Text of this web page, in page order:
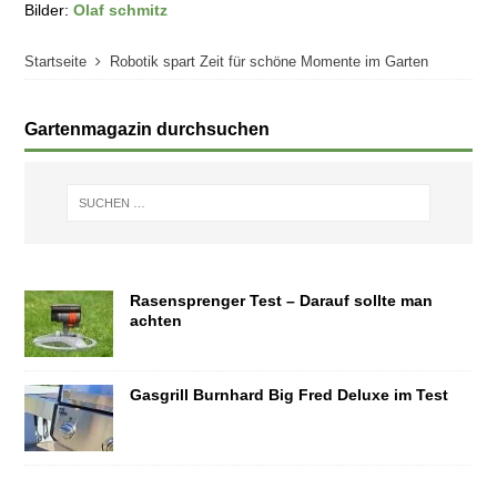
Bilder: Olaf schmitz
Startseite Robotik spart Zeit für schöne Momente im Garten
Gartenmagazin durchsuchen
Rasensprenger Test – Darauf sollte man
achten
Gasgrill Burnhard Big Fred Deluxe im Test